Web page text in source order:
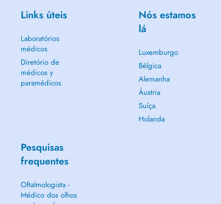
Links úteis
Laboratórios
médicos
Diretório de
médicos y
paramédicos
Nós estamos
lá
Luxemburgo
Bélgica
Alemanha
Áustria
Suíça
Holanda
Pesquisas
frequentes
Oftalmologista -
Médico dos olhos